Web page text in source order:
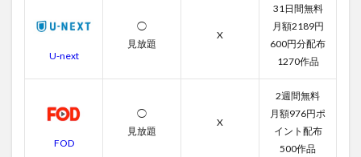
U-next
◯
見放題
X
31日間無料
月額2189円
600円分配布
1270作品
FOD
◯
見放題
X
2週間無料
月額976円ポ
イント配布
500作品